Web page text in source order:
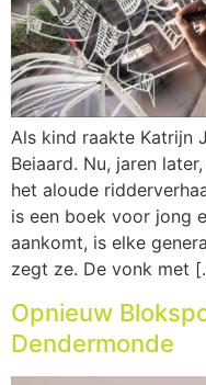
Als kind raakte Katrijn
Beiaard. Nu, jaren
het aloude
is een boek voor jong
aankomt, is elke
zegt ze. De vonk met
Opnieuw
Dendermonde